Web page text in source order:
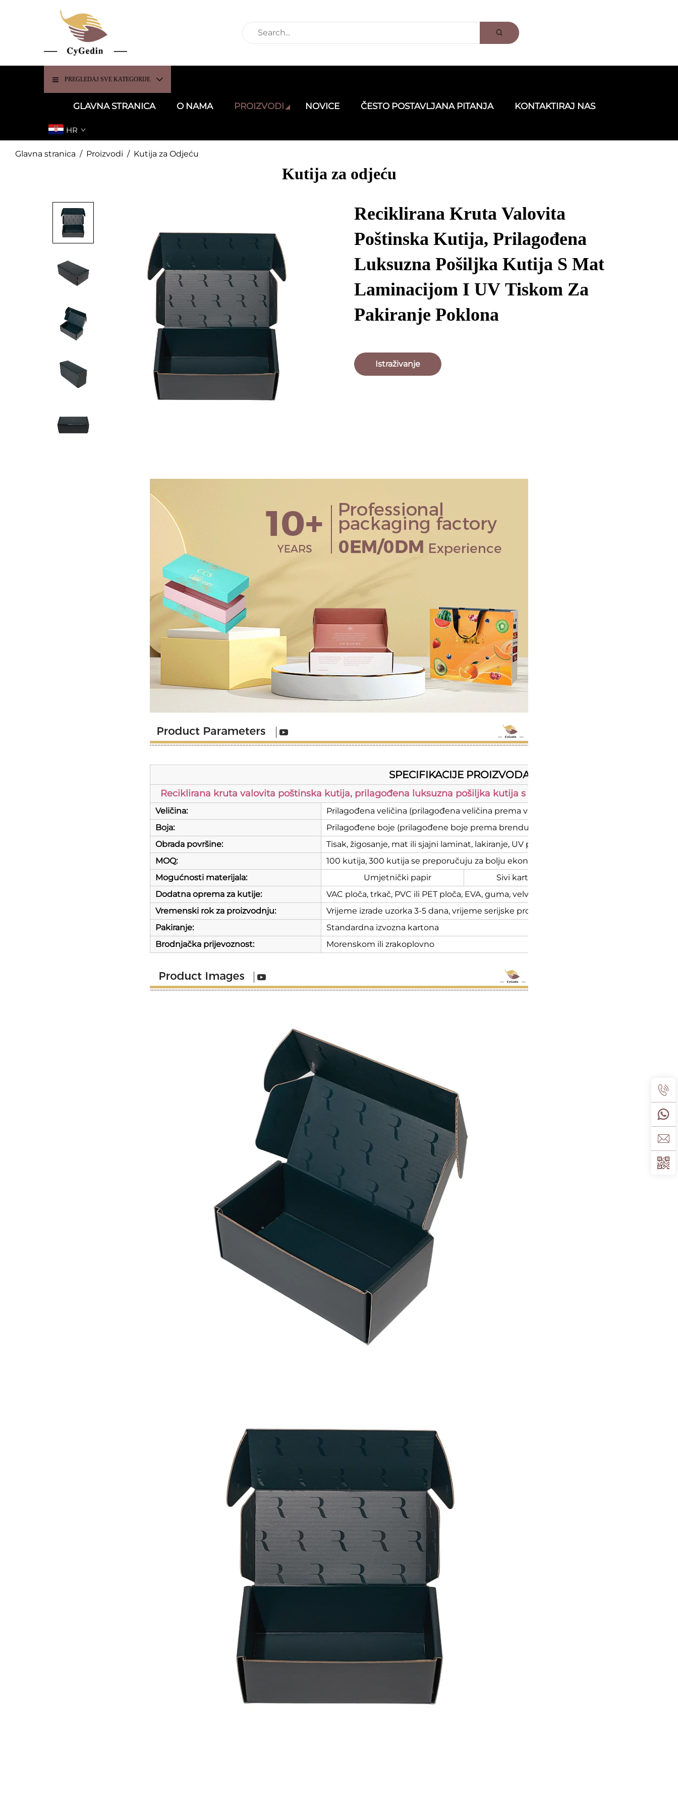
PREGLEDAJ SVE KATEGORIJE
GLAVNA STRANICA O NAMA PROIZVODI NOVICE ČESTO POSTAVLJANA PITANJA KONTAKTIRAJ NAS
HR
Glavna stranica / Proizvodi / Kutija za Odjeću
Kutija za odjeću
Reciklirana Kruta Valovita
Poštinska Kutija, Prilagođena
Luksuzna Pošiljka Kutija S Mat
Laminacijom I UV Tiskom Za
Pakiranje Poklona
Istraživanje
SPECIFIKACIJE PROIZVODA
Reciklirana kruta valovita poštinska kutija, prilagođena luksuzna pošiljka kutija s mat laminacijom i UV tiskom za
Veličina:
Prilagođena veličina (prilagođena veličina prema vašem proizvodu)
Boja:
Prilagođene boje (prilagođene boje prema brendu vašeg proizvoda)
Obrada površine:
Tisak, žigosanje, mat ili sjajni laminat, lakiranje, UV premaz itd.
MOQ:
100 kutija, 300 kutija se preporučuju za bolju ekonomičnost
Mogućnosti materijala:
Umjetnički papir Sivi karton
Dodatna oprema za kutije:
VAC ploča, trkač, PVC ili PET ploča, EVA, guma, velvet, karton ili flocking umetnici.
Vremenski rok za proizvodnju:
Vrijeme izrade uzorka 3-5 dana, vrijeme serijske proizvodnje 10-15 dana
Pakiranje:
Standardna izvozna kartona
Brodnjačka prijevoznost:
Morenskom ili zrakoplovno